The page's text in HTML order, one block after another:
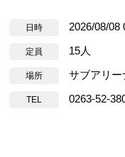
日時 2026/08/08
定員 15人
場所 サブアリー
TEL 0263-52-